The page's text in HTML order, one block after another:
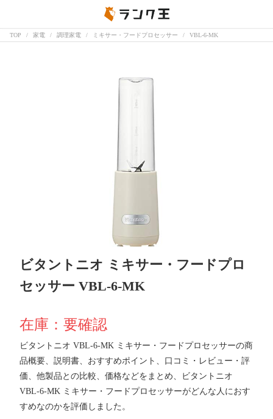
TOP 家電 調理家電 ミキサー・フードプロセッサー VBL-6-MK
ビタントニオ ミキサー・フードプロ
セッサー VBL-6-MK
在庫：要確認
ビタントニオ VBL-6-MK ミキサー・フードプロセッサーの商
品概要、説明書、おすすめポイント、口コミ・レビュー・評
価、他製品との比較、価格などをまとめ、ビタントニオ
VBL-6-MK ミキサー・フードプロセッサーがどんな人におす
すめなのかを評価しました。